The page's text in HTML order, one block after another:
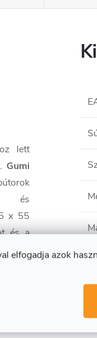
elfogadja azok
lett
Gumi
és
x 55
és a